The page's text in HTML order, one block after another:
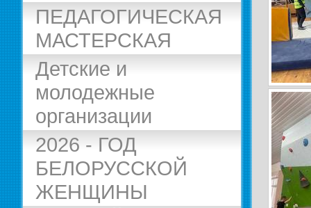
ПЕДАГОГИЧЕСКАЯ
МАСТЕРСКАЯ
Детские и
молодежные
организации
2026 - ГОД
БЕЛОРУССКОЙ
ЖЕНЩИНЫ